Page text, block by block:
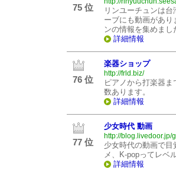
75 位
リンユーチュンは
ーブにも動画があ
ンの情報を集めまし
詳細情報
76 位
楽器ショップ
http://frld.biz/
ピアノから打楽器
数あります。
詳細情報
77 位
少女時代 動画
http://blog.livedoor.jp/
少女時代の動画で
メ、K-popってレベ
詳細情報